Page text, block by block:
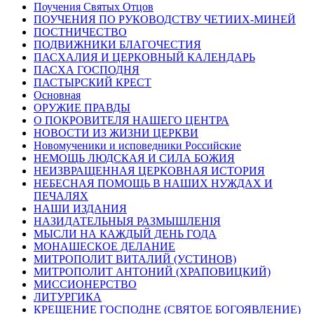
Поучения Святых Отцов
ПОУЧЕНИЯ ПО РУКОВОДСТВУ ЧЕТИИХ-МИНЕЙ
ПОСТНИЧЕСТВО
ПОДВИЖНИКИ БЛАГОЧЕСТИЯ
ПАСХАЛИЯ И ЦЕРКОВНЫЙ КАЛЕНДАРЬ
ПАСХА ГОСПОДНЯ
ПАСТЫРСКИЙ КРЕСТ
Основная
ОРУЖИЕ ПРАВДЫ
О ПОКРОВИТЕЛЯ НАШЕГО ЦЕНТРА
НОВОСТИ ИЗ ЖИЗНИ ЦЕРКВИ
Новомученики и исповедники Российские
НЕМОЩЬ ЛЮДСКАЯ И СИЛА БОЖИЯ
НЕИЗВРАЩЕННАЯ ЦЕРКОВНАЯ ИСТОРИЯ
НЕБЕСНАЯ ПОМОЩЬ В НАШИХ НУЖДАХ И
ПЕЧАЛЯХ
НАШИ ИЗДАНИЯ
НАЗИДАТЕЛЬНЫЯ РАЗМЫШЛЕНІЯ
МЫСЛИ НА КАЖДЫЙ ДЕНЬ ГОДА
МОНАШЕСКОЕ ДЕЛАНИЕ
МИТРОПОЛИТ ВИТАЛИЙ (УСТИНОВ)
МИТРОПОЛИТ АНТОНИЙ (ХРАПОВИЦКИЙ)
МИССИОНЕРСТВО
ЛИТУРГИКА
КРЕЩЕНИЕ ГОСПОДНЕ (СВЯТОЕ БОГОЯВЛЕНИЕ)